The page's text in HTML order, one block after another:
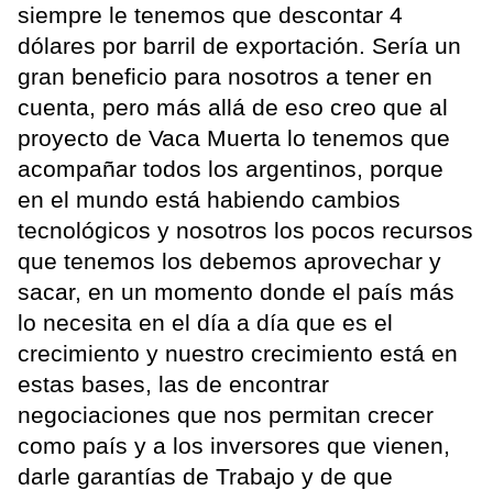
siempre le tenemos que descontar 4
dólares por barril de exportación. Sería un
gran beneficio para nosotros a tener en
cuenta, pero más allá de eso creo que al
proyecto de Vaca Muerta lo tenemos que
acompañar todos los argentinos, porque
en el mundo está habiendo cambios
tecnológicos y nosotros los pocos recursos
que tenemos los debemos aprovechar y
sacar, en un momento donde el país más
lo necesita en el día a día que es el
crecimiento y nuestro crecimiento está en
estas bases, las de encontrar
negociaciones que nos permitan crecer
como país y a los inversores que vienen,
darle garantías de Trabajo y de que